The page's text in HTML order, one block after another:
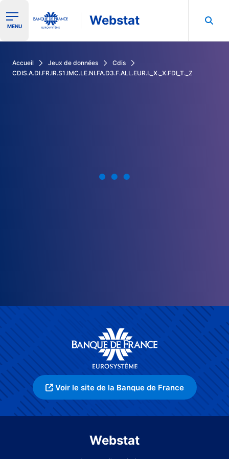
Ouvrir le menu de navigation
MENU Webstat
Accueil Jeux de données
Cdis
CDIS.A.DI.FR.IR.S1.IMC.LE.NI.FA.D3.F.ALL.EUR.I._X._X.FDI_T._Z
Voir le site de la Banque de France
Webstat